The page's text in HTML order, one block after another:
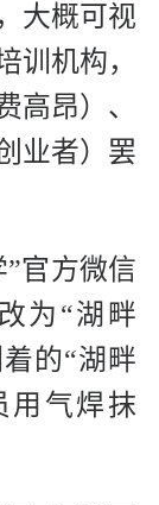
大概可视
训机构，
高昂）、
业者）罢
官方微信
为“湖畔
的“湖畔
用气焊抹